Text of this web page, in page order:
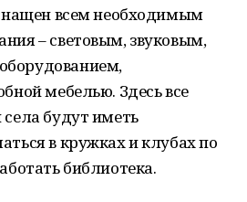
всем необходимым
– световым, звуковым,
мебелью. Здесь все
будут иметь
в кружках и клубах по
библиотека.